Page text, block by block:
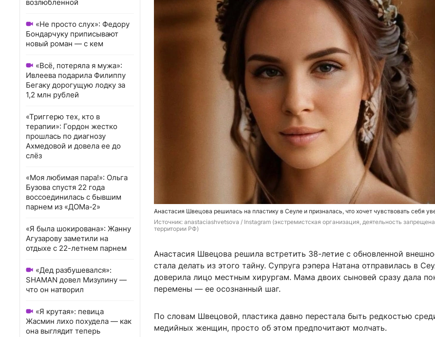
возлюбленной
«Не просто слух»: Федору
Бондарчуку приписывают
новый роман — с кем
«Всё, потеряла я мужа»:
Ивлеева подарила Филиппу
Бегаку дорогущую лодку за
1,2 млн рублей
«Триггерю тех, кто в
терапии»: Гордон жестко
прошлась по диагнозу
Ахмедовой и довела ее до
слёз
«Моя любимая пара!»: Ольга
Бузова спустя 22 года
воссоединилась с бывшим
парнем из «ДОМа-2»
«Я была шокирована»: Жанну
Агузарову заметили на
отдыхе с 22-летнем парнем
«Дед разбушевался»:
SHAMAN довел Мизулину —
что он натворил
«Я крутая»: певица
Жасмин лихо похудела — как
она выглядит теперь
Анастасия Швецова решилась на пластику в Сеуле и призналась, что хочет чувствовать себя
Источник: anastaciashvetsova / Instagram (экстремистская организация, деятельность
территории РФ)
Анастасия Швецова решила встретить 38-летие с обновленной
стала делать из этого тайну. Супруга рэпера Натана отправилась в
доверила лицо местным хирургам. Мама двоих сыновей сразу дала
перемены — ее осознанный шаг.
По словам Швецовой, пластика давно перестала быть редкостью
медийных женщин, просто об этом предпочитают молчать.